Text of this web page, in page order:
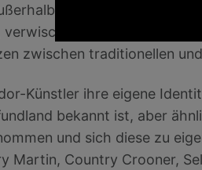
ihrer Heimat zu
ihre Mitglieder
zwischen traditionellen
Künstler ihre eigene
bekannt ist, aber
und sich diese zu
Martin, Country Crooner,